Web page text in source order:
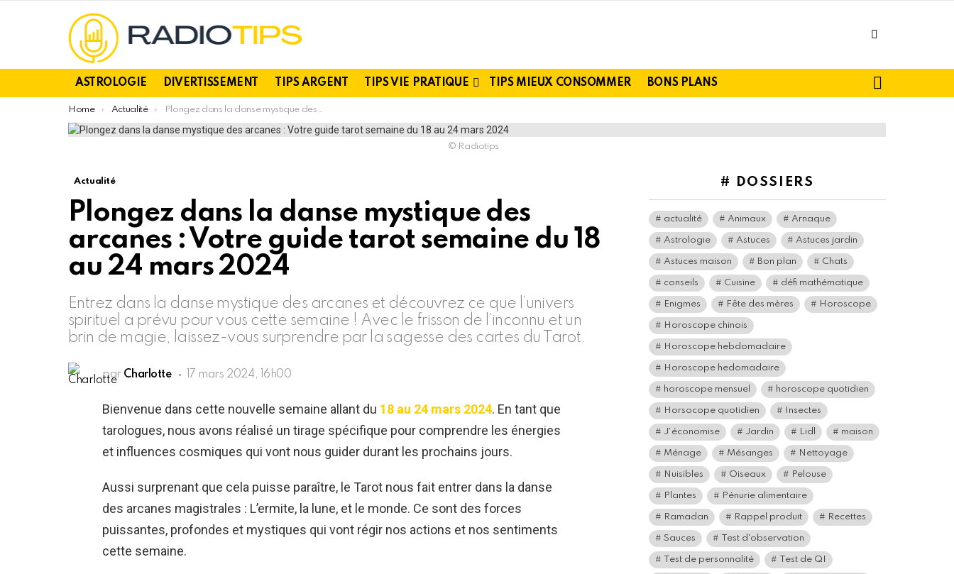
ASTROLOGIE DIVERTISSEMENT TIPS ARGENT TIPS VIE PRATIQUE TIPS MIEUX CONSOMMER BONS PLANS
You are here:
Home Actualité Plongez dans la danse mystique des arcanes : Votre guide tarot semaine du 18 au 24 mars 2024
© Radiotips
Actualité
Plongez dans la danse mystique des
arcanes : Votre guide tarot semaine du 18
au 24 mars 2024
Entrez dans la danse mystique des arcanes et découvrez ce que l’univers
spirituel a prévu pour vous cette semaine ! Avec le frisson de l’inconnu et un
brin de magie, laissez-vous surprendre par la sagesse des cartes du Tarot.
par Charlotte 17 mars 2024, 16h00
Bienvenue dans cette nouvelle semaine allant du 18 au 24 mars 2024. En tant que
tarologues, nous avons réalisé un tirage spécifique pour comprendre les énergies
et influences cosmiques qui vont nous guider durant les prochains jours.
Aussi surprenant que cela puisse paraître, le Tarot nous fait entrer dans la danse
des arcanes magistrales : L’ermite, la lune, et le monde. Ce sont des forces
puissantes, profondes et mystiques qui vont régir nos actions et nos sentiments
cette semaine.
# DOSSIERS
actualité Animaux Arnaque
Astrologie Astuces Astuces jardin
Astuces maison Bon plan Chats
conseils Cuisine défi mathématique
Enigmes Fête des mères Horoscope
Horoscope chinois
Horoscope hebdomadaire
Horoscope hedomadaire
horoscope mensuel horoscope quotidien
Horsocope quotidien Insectes
J'économise Jardin Lidl maison
Ménage Mésanges Nettoyage
Nuisibles Oiseaux Pelouse
Plantes Pénurie alimentaire
Ramadan Rappel produit Recettes
Sauces Test d'observation
Test de personnalité Test de QI